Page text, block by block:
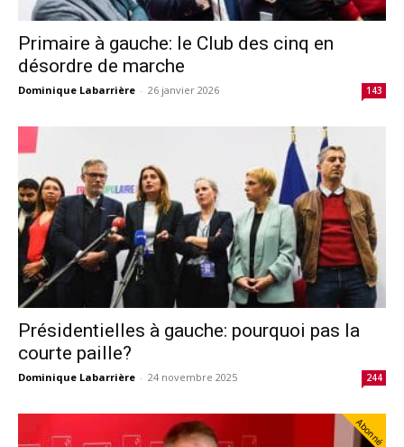
Primaire à gauche: le Club des cinq en
désordre de marche
Dominique Labarrière - 26 janvier 2026 143
Présidentielles à gauche: pourquoi pas la
courte paille?
Dominique Labarrière - 24 novembre 2025 244
Abonné